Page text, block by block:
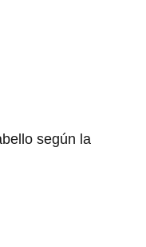
según la